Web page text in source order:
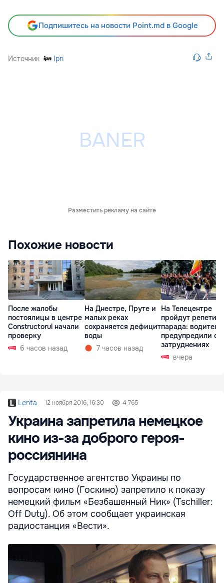
Подпишитесь на новости Point.md в Google
Источник Ipn
Разместить рекламу на сайте
Похожие новости
После жалобы
постоялицы в центре
Constructorul начали
проверку
6 часов назад
На Днестре, Пруте и
малых реках
сохраняется дефицит
воды
7 часов назад
На Телецентре
пройдут
парада:
предупредили о
затруднениях
вчера
Lenta 12 ноября 2016, 16:30 4 765
Украина запретила немецкое
кино из-за доброго героя-
россиянина
Государственное агентство Украины по
вопросам кино (Госкино) запретило к показу
немецкий фильм «Безбашенный Ник» (Tschiller:
Off Duty). Об этом сообщает украинская
радиостанция «Вести».